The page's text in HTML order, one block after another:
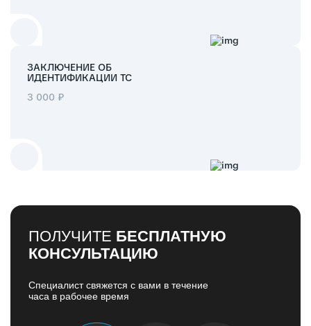
ЗАКЛЮЧЕНИЕ ОБ
ИДЕНТИФИКАЦИИ ТС
3 000 ₽
ПОЛУЧИТЕ БЕСПЛАТНУЮ
КОНСУЛЬТАЦИЮ
Специалист свяжется с вами в течение
часа в рабочее время